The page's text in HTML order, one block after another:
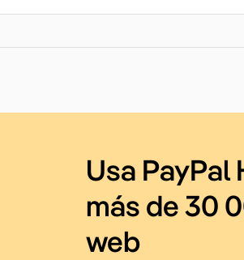
Usa PayPal
más de 30
web